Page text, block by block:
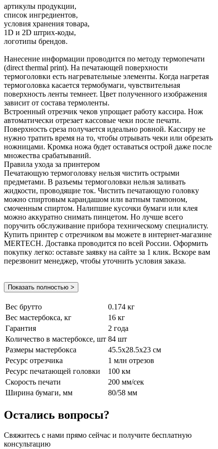
артикулы продукции,
список ингредиентов,
условия хранения товара,
1D и 2D штрих-коды,
логотипы брендов.
Нанесение информации проводится по методу термопечати
(direct thermal print). На печатающей поверхности
термоголовки есть нагревательные элементы. Когда нагретая
термоголовка касается термобумаги, чувствительная
поверхность ленты темнеет. Цвет полученного изображения
зависит от состава термоленты.
Встроенный отрезчик чеков упрощает работу кассира. Нож
автоматически отрезает кассовые чеки после печати.
Поверхность среза получается идеально ровной. Кассиру не
нужно тратить время на то, чтобы отрывать чеки или обрезать
ножницами. Кромка ножа будет оставаться острой даже после
множества срабатываний.
Правила ухода за принтером
Печатающую термоголовку нельзя чистить острыми
предметами. В разъемы термоголовки нельзя заливать
жидкости, проводящие ток. Чистить печатающую головку
можно спиртовым карандашом или ватным тампоном,
смоченным спиртом. Налипшие кусочки бумаги или клея
можно аккуратно снимать пинцетом. Но лучше всего
поручить обслуживание прибора техническому специалисту.
Купить принтер с отрезчиком вы можете в интернет-магазине
MERTECH. Доставка проводится по всей России. Оформить
покупку легко: оставьте заявку на сайте за 1 клик. Вскоре вам
перезвонит менеджер, чтобы уточнить условия заказа.
Показать полностью >
Вес брутто
0.174 кг
Вес мастербокса, кг
16 кг
Гарантия
2 года
Количество в мастербоксе, шт 84 шт
Размеры мастербокса
45.5х28.5х23 см
Ресурс отрезчика
1 млн отрезов
Ресурс печатающей головки
100 км
Скорость печати
200 мм/сек
Ширина бумаги, мм
80/58 мм
Остались вопросы?
Свяжитесь с нами прямо сейчас и получите бесплатную
консультацию